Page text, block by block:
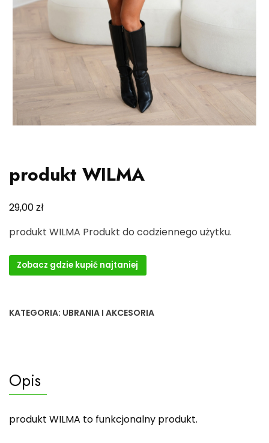
produkt WILMA
29,00zł
produkt WILMA Produkt do codziennego użytku.
Zobacz gdzie kupić najtaniej
KATEGORIA: UBRANIA I AKCESORIA
Opis
produkt WILMA to funkcjonalny produkt.